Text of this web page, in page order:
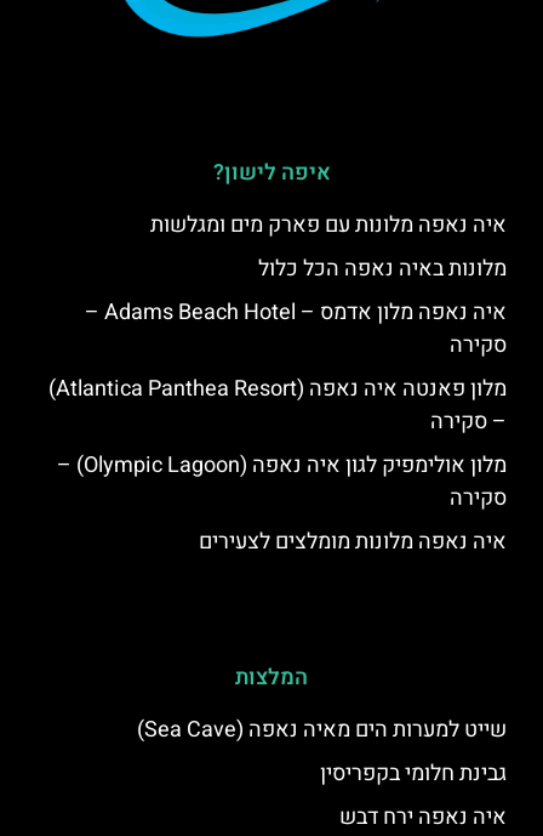
איפה לישון?
איה נאפה מלונות עם פארק מים ומגלשות
מלונות באיה נאפה הכל כלול
איה נאפה מלון אדמס – Adams Beach Hotel –
סקירה
מלון פאנטה איה נאפה (Atlantica Panthea Resort)
– סקירה
מלון אולימפיק לגון איה נאפה (Olympic Lagoon) –
סקירה
איה נאפה מלונות מומלצים לצעירים
המלצות
שייט למערות הים מאיה נאפה (Sea Cave)
גבינת חלומי בקפריסין
איה נאפה ירח דבש